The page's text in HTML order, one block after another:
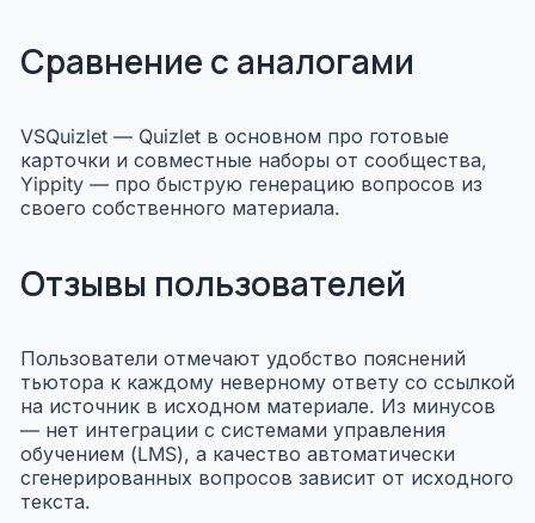
Сравнение с аналогами
VSQuizlet— Quizlet в основном про готовые
карточки и совместные наборы от сообщества,
Yippity — про быструю генерацию вопросов из
своего собственного материала.
Отзывы пользователей
Пользователи отмечают удобство пояснений
тьютора к каждому неверному ответу со ссылкой
на источник в исходном материале. Из минусов
— нет интеграции с системами управления
обучением (LMS), а качество автоматически
сгенерированных вопросов зависит от исходного
текста.